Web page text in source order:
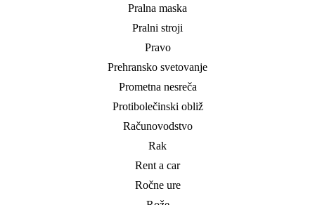
Pralna maska
Pralni stroji
Pravo
Prehransko svetovanje
Prometna nesreča
Protibolečinski obliž
Računovodstvo
Rak
Rent a car
Ročne ure